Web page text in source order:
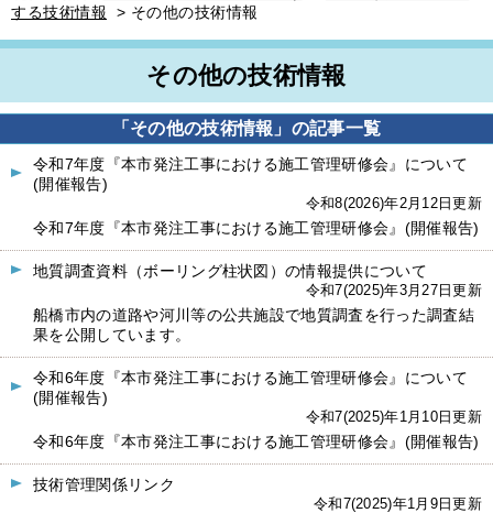
する技術情報
> その他の技術情報
その他の技術情報
「その他の技術情報」の記事一覧
令和7年度『本市発注工事における施工管理研修会』について
(開催報告)
令和8(2026)年2月12日更新
令和7年度『本市発注工事における施工管理研修会』(開催報告)
地質調査資料（ボーリング柱状図）の情報提供について
令和7(2025)年3月27日更新
船橋市内の道路や河川等の公共施設で地質調査を行った調査結
果を公開しています。
令和6年度『本市発注工事における施工管理研修会』について
(開催報告)
令和7(2025)年1月10日更新
令和6年度『本市発注工事における施工管理研修会』(開催報告)
技術管理関係リンク
令和7(2025)年1月9日更新